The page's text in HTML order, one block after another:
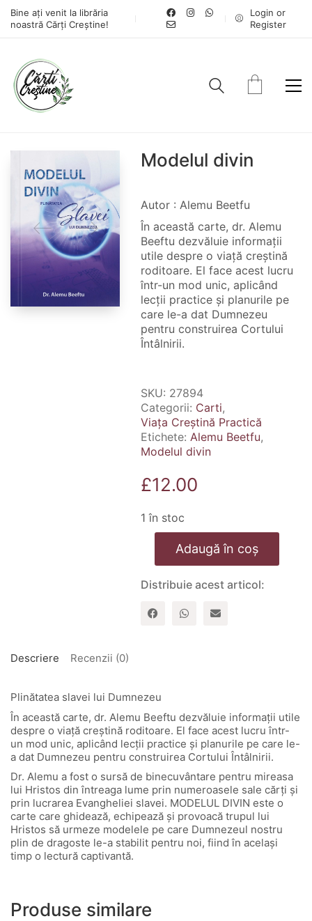
Bine ați venit la librăria
noastră Cărți Creștine!
Login or
Register
Modelul divin
Autor : Alemu Beetfu
În această carte, dr. Alemu
Beeftu dezvăluie informații
utile despre o viață creștină
roditoare. El face acest lucru
într-un mod unic, aplicând
lecții practice și planurile pe
care le-a dat Dumnezeu
pentru construirea Cortului
Întâlnirii.
SKU: 27894
Categorii: Carti,
Viața Creștină Practică
Etichete: Alemu Beetfu,
Modelul divin
£12.00
1 în stoc
Cantitate
Modelul
divin
Adaugă în coș
Distribuie acest articol:
Descriere Recenzii (0)
Plinătatea slavei lui Dumnezeu
În această carte, dr. Alemu Beeftu dezvăluie informații utile
despre o viață creștină roditoare. El face acest lucru într-
un mod unic, aplicând lecții practice și planurile pe care le-
a dat Dumnezeu pentru construirea Cortului Întâlnirii.
Dr. Alemu a fost o sursă de binecuvântare pentru mireasa
lui Hristos din întreaga lume prin numeroasele sale cărți și
prin lucrarea Evangheliei slavei. MODELUL DIVIN este o
carte care ghidează, echipează și provoacă trupul lui
Hristos să urmeze modelele pe care Dumnezeul nostru
plin de dragoste le-a stabilit pentru noi, fiind în același
timp o lectură captivantă.
Produse similare